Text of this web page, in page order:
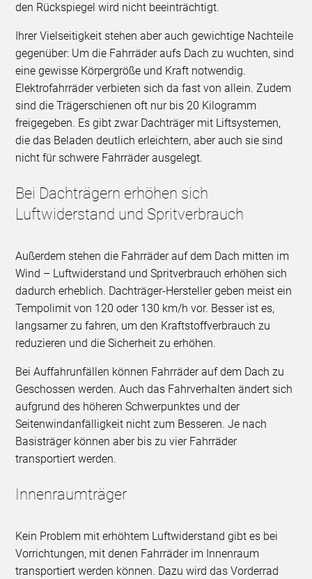
den Rückspiegel wird nicht beeinträchtigt.
Ihrer Vielseitigkeit stehen aber auch gewichtige Nachteile
gegenüber: Um die Fahrräder aufs Dach zu wuchten, sind
eine gewisse Körpergröße und Kraft notwendig.
Elektrofahrräder verbieten sich da fast von allein. Zudem
sind die Trägerschienen oft nur bis 20 Kilogramm
freigegeben. Es gibt zwar Dachträger mit Liftsystemen,
die das Beladen deutlich erleichtern, aber auch sie sind
nicht für schwere Fahrräder ausgelegt.
Bei Dachträgern erhöhen sich
Luftwiderstand und Spritverbrauch
Außerdem stehen die Fahrräder auf dem Dach mitten im
Wind – Luftwiderstand und Spritverbrauch erhöhen sich
dadurch erheblich. Dachträger-Hersteller geben meist ein
Tempolimit von 120 oder 130 km/h vor. Besser ist es,
langsamer zu fahren, um den Kraftstoffverbrauch zu
reduzieren und die Sicherheit zu erhöhen.
Bei Auffahrunfällen können Fahrräder auf dem Dach zu
Geschossen werden. Auch das Fahrverhalten ändert sich
aufgrund des höheren Schwerpunktes und der
Seitenwindanfälligkeit nicht zum Besseren. Je nach
Basisträger können aber bis zu vier Fahrräder
transportiert werden.
Innenraumträger
Kein Problem mit erhöhtem Luftwiderstand gibt es bei
Vorrichtungen, mit denen Fahrräder im Innenraum
transportiert werden können. Dazu wird das Vorderrad